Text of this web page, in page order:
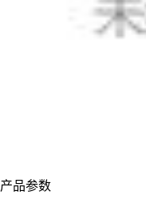
产品参数